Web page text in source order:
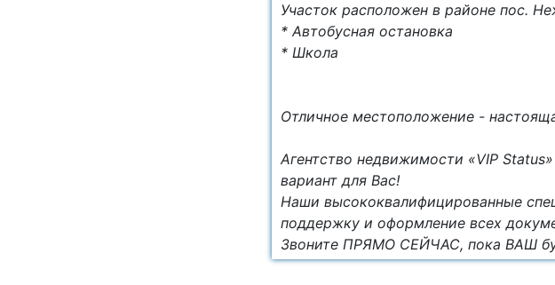
Участок расположен в районе пос.
* Автобусная остановка
* Школа
Отличное местоположение -
Агентство недвижимости «VIP
вариант для Вас!
Наши высококвалифицированные
поддержку и оформление всех
Звоните ПРЯМО СЕЙЧАС, пока ВАШ